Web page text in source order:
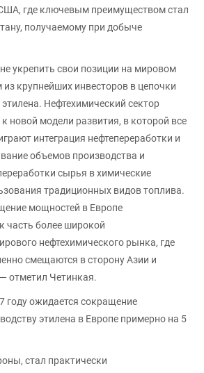
где ключевым преимуществом стал
получаемому при добыче
укрепить свои позиции на мировом
крупнейших инвесторов в цепочки
Нефтехимический сектор
новой модели развития, в которой все
интеграция нефтепереработки и
объемов производства и
сырья в химические
традиционных видов топлива.
мощностей в Европе
часть более широкой
нефтехимического рынка, где
смещаются в сторону Азии и
отметил Четинкая.
году ожидается сокращение
этилена в Европе примерно на 5
стал практически